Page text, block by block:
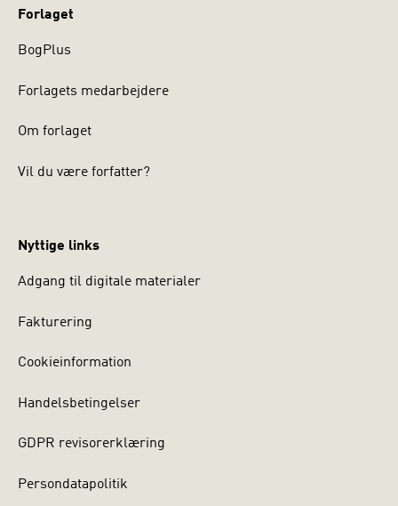
Forlaget
BogPlus
Forlagets medarbejdere
Om forlaget
Vil du være forfatter?
Nyttige links
Adgang til digitale materialer
Fakturering
Cookieinformation
Handelsbetingelser
GDPR revisorerklæring
Persondatapolitik